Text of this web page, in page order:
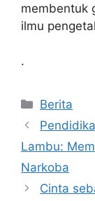
membentuk
ilmu
.
Kategori
Berita
Lambu:
Narkoba
Cinta